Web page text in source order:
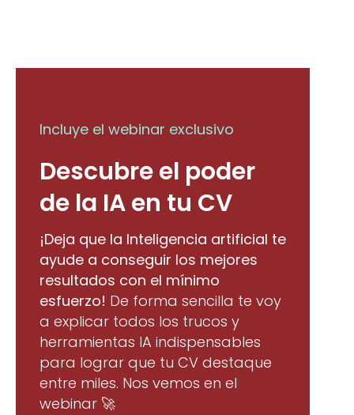
Incluye el webinar exclusivo
Descubre el poder
de la IA en tu CV
¡Deja que la Inteligencia artificial te
ayude a conseguir los mejores
resultados con el mínimo
esfuerzo! De forma sencilla te voy
a explicar todos los trucos y
herramientas IA indispensables
para lograr que tu CV destaque
entre miles. Nos vemos en el
webinar 🚀